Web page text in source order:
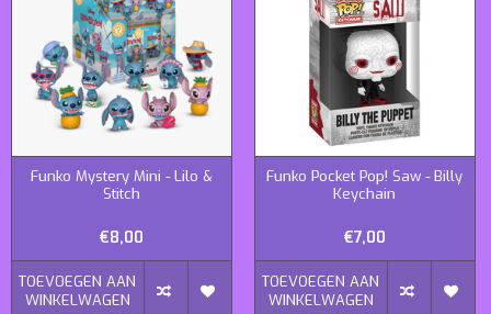
Funko Mystery Mini - Lilo &
Stitch
€8,00
TOEVOEGEN AAN
WINKELWAGEN
Funko Pocket Pop! Saw - Billy
Keychain
€7,00
TOEVOEGEN AAN
WINKELWAGEN